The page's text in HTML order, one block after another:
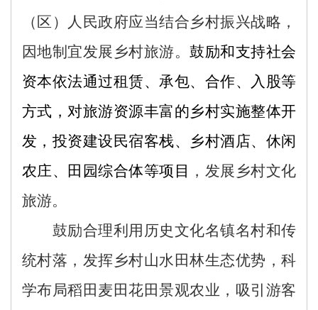
（区）
人民政府应当结合乡村振兴战略，
因地制宜发展乡村旅游。鼓励和支持社会
资本依法通过租赁、承包、合作、入股等
方式，对旅游资源丰富的乡村实施整体开
发，投资建设民宿客栈、乡村酒店、休闲
农庄、田园综合体等项目 ，发展乡村文化
旅游。
鼓励合理利用历史文化名镇名村和传
统村落，发挥乡村山水田林生态优势，科
学布局稻田麦田花田景观农业，吸引游客